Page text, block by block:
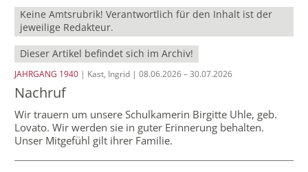
Keine Amtsrubrik! Verantwortlich für den Inhalt ist der
jeweilige Redakteur.
Dieser Artikel befindet sich im Archiv!
JAHRGANG 1940 | Kast, Ingrid | 08.06.2026 – 30.07.2026
Nachruf
Wir trauern um unsere Schulkamerin Birgitte Uhle, geb.
Lovato. Wir werden sie in guter Erinnerung behalten.
Unser Mitgefühl gilt ihrer Familie.